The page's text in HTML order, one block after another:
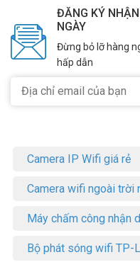
ĐĂNG KÝ
NGÀY
Đừng bỏ lỡ hàng
hấp dẫn
Camera IP Wifi giá rẻ
Camera wifi ngoài trời
Máy chấm công nhận
Bộ phát sóng wifi TP-